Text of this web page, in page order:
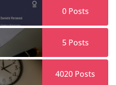
0Posts
5Posts
4020 Posts